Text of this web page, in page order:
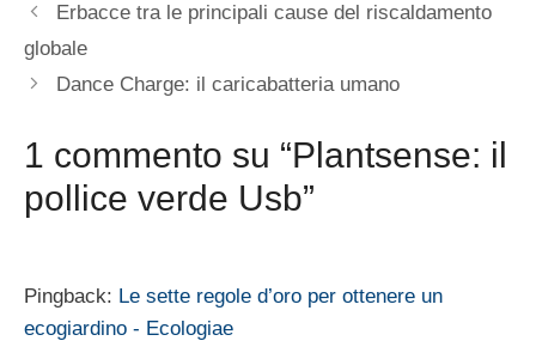
Erbacce tra le principali cause del riscaldamento
globale
Dance Charge: il caricabatteria umano
1 commento su “Plantsense: il
pollice verde Usb”
Pingback: Le sette regole d’oro per ottenere un
ecogiardino - Ecologiae